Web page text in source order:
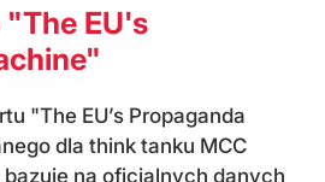
EU's
"The EU’s Propaganda
dla think tanku MCC
na oficjalnych danych